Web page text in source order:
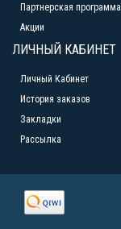
Партнерская программа
Акции
ЛИЧНЫЙ КАБИНЕТ
Личный Кабинет
История заказов
Закладки
Рассылка